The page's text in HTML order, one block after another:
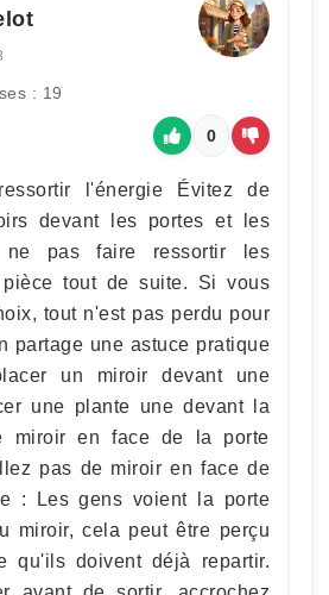
: 19
0
l'énergie Évitez de
devant les portes et les
ne pas faire ressortir les
tout de suite. Si vous
tout n'est pas perdu pour
partage une astuce pratique
un miroir devant une
une plante une devant la
miroir en face de la porte
pas de miroir en face de
: Les gens voient la porte
miroir, cela peut être perçu
qu'ils doivent déjà repartir.